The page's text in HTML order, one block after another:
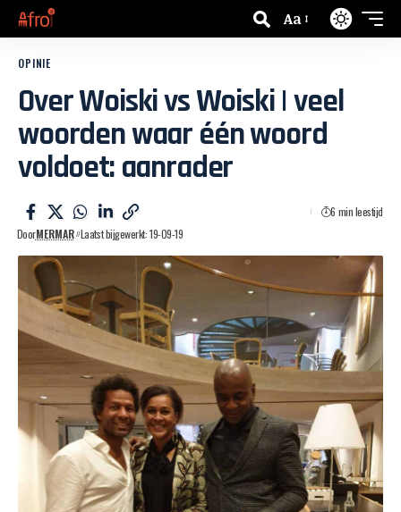
Aa
OPINIE
Over Woiski vs Woiski | veel
woorden waar één woord
voldoet: aanrader
DoorMERMAR Laatst bijgewerkt: 19-09-19
6 min leestijd